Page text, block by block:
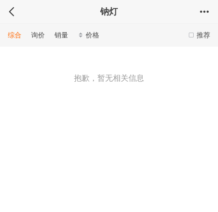
钠灯
推荐
综合 询价 销量 价格
抱歉，暂无相关信息